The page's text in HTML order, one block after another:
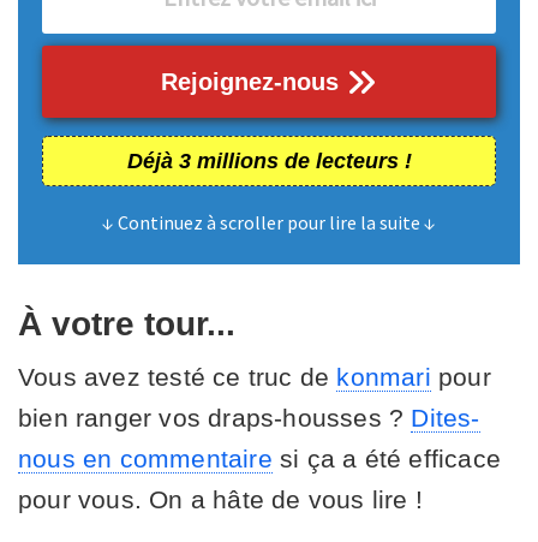
Rejoignez-nous
Déjà 3 millions de lecteurs !
↓ Continuez à scroller pour lire la suite ↓
À votre tour...
Vous avez testé ce truc de konmari pour
bien ranger vos draps-housses ? Dites-
nous en commentaire si ça a été efficace
pour vous. On a hâte de vous lire !